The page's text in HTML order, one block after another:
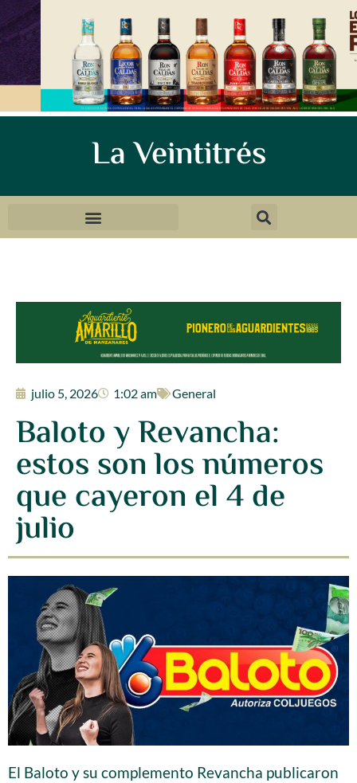
La Veintitrés
julio 5, 2026 1:02 am General
Baloto y Revancha:
estos son los números
que cayeron el 4 de
julio
El Baloto y su complemento Revancha publicaron